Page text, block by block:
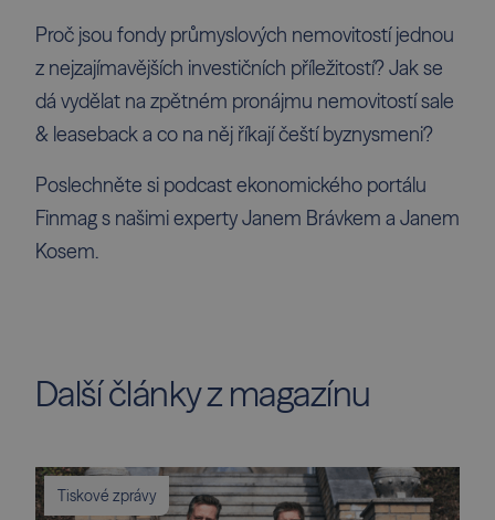
Proč jsou fondy průmyslových nemovitostí jednou
z nejzajímavějších investičních příležitostí? Jak se
dá vydělat na zpětném pronájmu nemovitostí sale
& leaseback a co na něj říkají čeští byznysmeni?
Poslechněte si podcast ekonomického portálu
Finmags našimi experty Janem Brávkem a Janem
Kosem.
Další články z magazínu
Tiskové zprávy